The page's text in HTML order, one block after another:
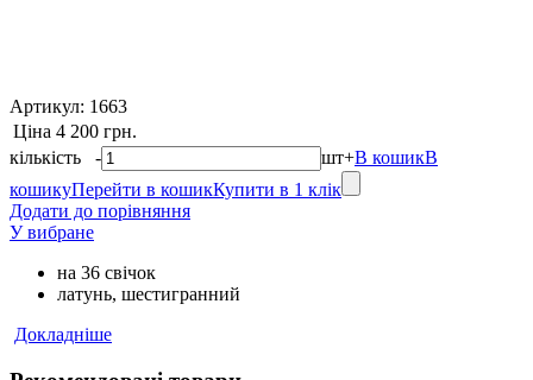
Артикул: 1663
Ціна 4 200 грн.
кількість - шт+В кошикВ
кошикуПерейти в кошикКупити в 1 клік
Додати до порівняння
У вибране
на 36 свічок
латунь, шестигранний
Докладніше